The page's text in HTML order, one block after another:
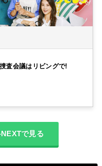
捜査会議はリビングで!
NEXTで見る